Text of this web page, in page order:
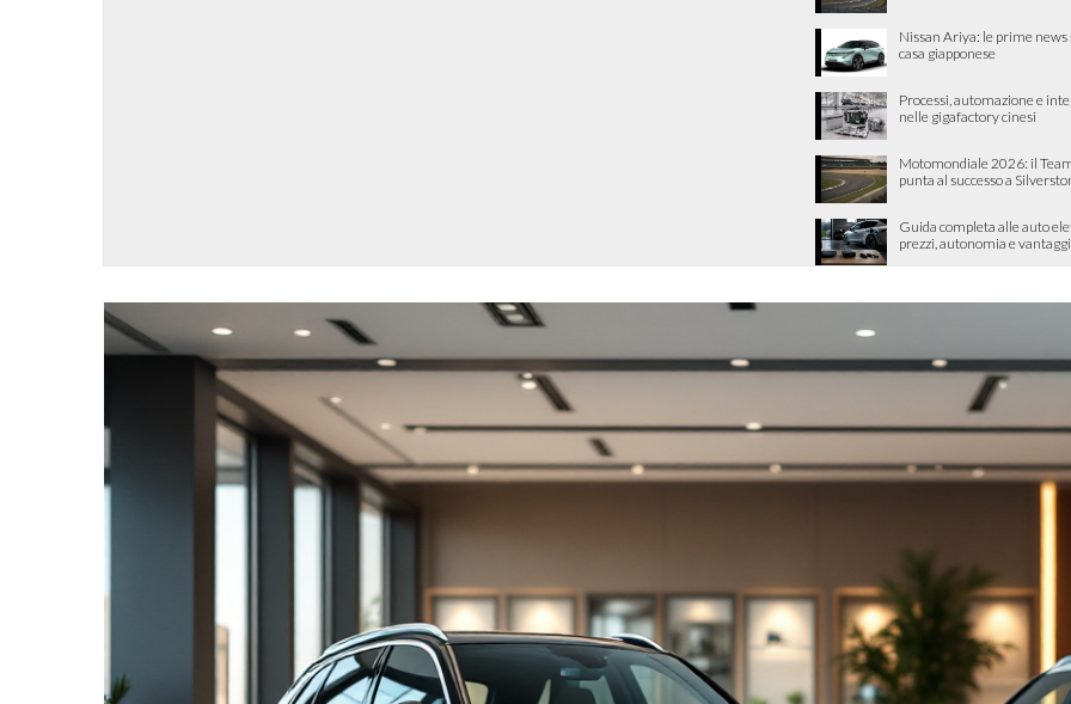
Nissan Ariya: le prime news
casa giapponese
Processi, automazione e
nelle gigafactory cinesi
Motomondiale 2026: il
punta al successo a
Guida completa alle auto
prezzi, autonomia e vantaggi